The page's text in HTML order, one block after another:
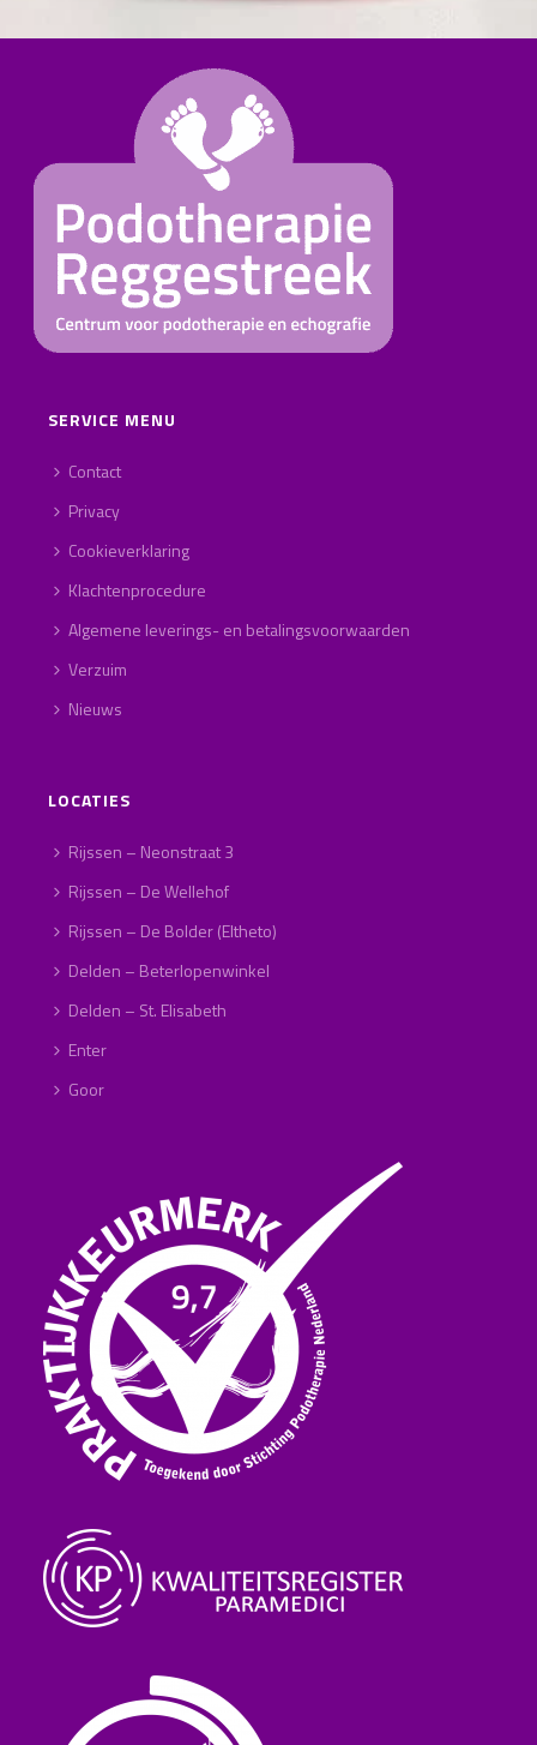
SERVICE MENU
Contact
Privacy
Cookieverklaring
Klachtenprocedure
Algemene leverings- en betalingsvoorwaarden
Verzuim
Nieuws
LOCATIES
Rijssen – Neonstraat 3
Rijssen – De Wellehof
Rijssen – De Bolder (Eltheto)
Delden – Beterlopenwinkel
Delden – St. Elisabeth
Enter
Goor